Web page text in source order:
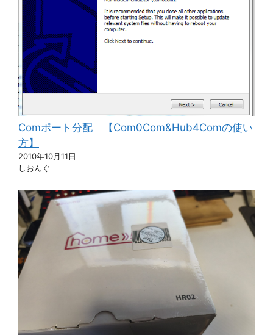
Comポート分配 【Com0Com&Hub4Comの使い
方】
2010年10月11日
しおんぐ